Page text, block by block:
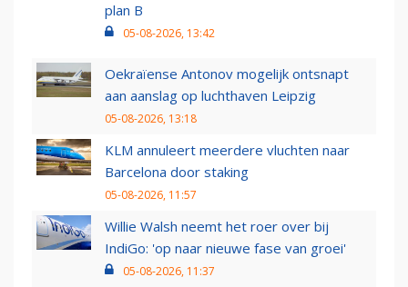
plan B
05-08-2026, 13:42
Oekraïense Antonov mogelijk ontsnapt
aan aanslag op luchthaven Leipzig
05-08-2026, 13:18
KLM annuleert meerdere vluchten naar
Barcelona door staking
05-08-2026, 11:57
Willie Walsh neemt het roer over bij
IndiGo: 'op naar nieuwe fase van groei'
05-08-2026, 11:37